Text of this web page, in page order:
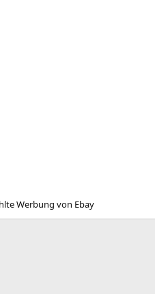
Werbung von Ebay